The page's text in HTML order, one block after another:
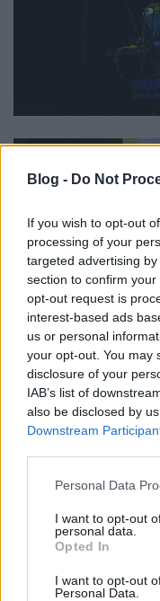
Blog - Do Not
If you wish to opt-out
processing of your
targeted advertising
section to confirm
opt-out request is
interest-based ads
us or personal
your opt-out. You may
disclosure of your
IAB’s list of
also be disclosed by
Downstream
Please note that this
not limited to your visit
grant or deny consent
use your data for
consent section.
Personal Data
I want to opt-out
personal data.
Opted In
I want to opt-out
Personal Data.